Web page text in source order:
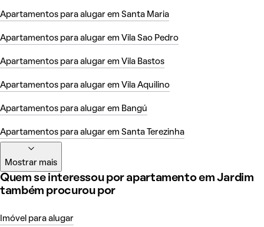
Apartamentos para alugar em Santa Maria
Apartamentos para alugar em Vila Sao Pedro
Apartamentos para alugar em Vila Bastos
Apartamentos para alugar em Vila Aquilino
Apartamentos para alugar em Bangú
Apartamentos para alugar em Santa Terezinha
Mostrar mais
Quem se interessou por apartamento em Jardim
também procurou por
Imóvel para alugar